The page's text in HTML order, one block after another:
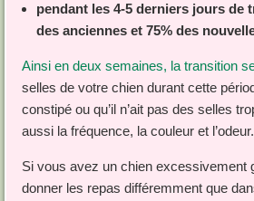
pendant les 4-5 derniers jours de
des anciennes et 75% des
Ainsi en deux semaines, la transition
selles de votre chien durant cette
constipé ou qu’il n’ait pas des selles
aussi la fréquence, la couleur et l’odeur.
Si vous avez un chien excessivement
donner les repas différemment que